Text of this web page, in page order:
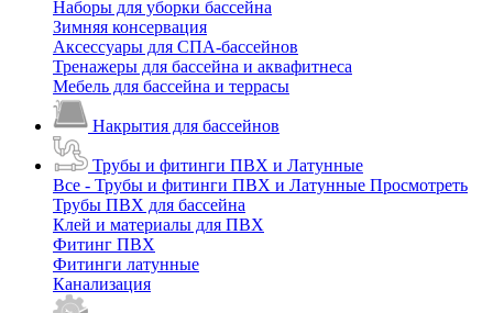
Наборы для уборки бассейна
Зимняя консервация
Аксессуары для СПА-бассейнов
Тренажеры для бассейна и аквафитнеса
Мебель для бассейна и террасы
Накрытия для бассейнов
Трубы и фитинги ПВХ и Латунные
Все - Трубы и фитинги ПВХ и Латунные Просмотреть
Трубы ПВХ для бассейна
Клей и материалы для ПВХ
Фитинг ПВХ
Фитинги латунные
Канализация